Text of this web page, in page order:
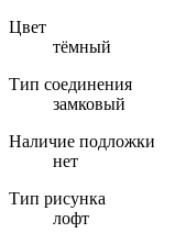
Цвет
тёмный
Тип соединения
замковый
Наличие подложки
нет
Тип рисунка
лофт